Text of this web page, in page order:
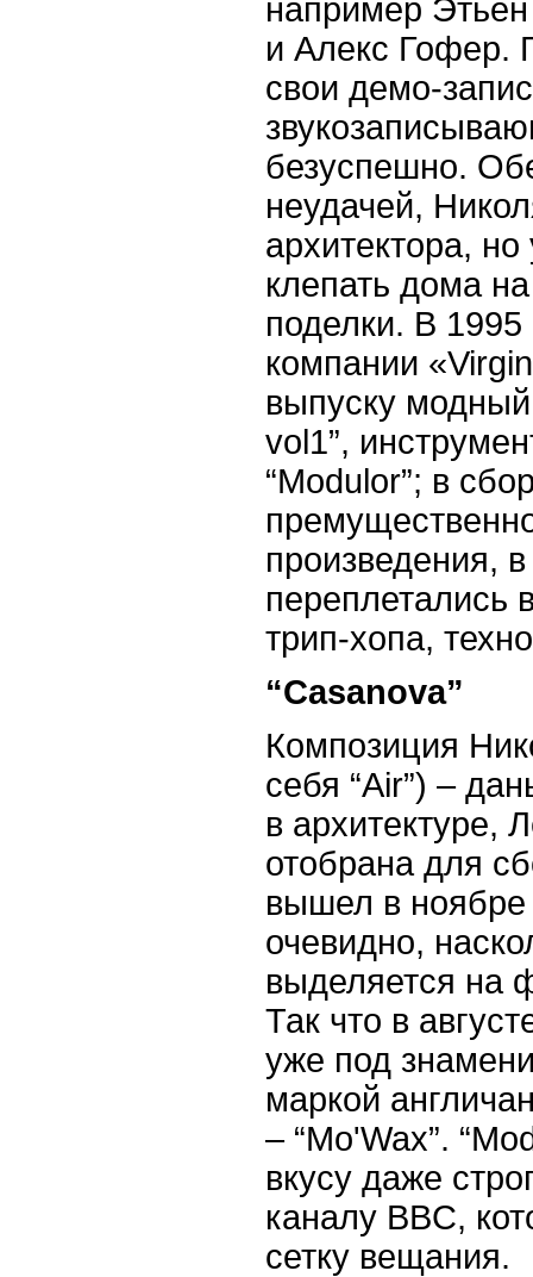
например
и Алекс Гофер.
свои демо-
безуспешно.
неудачей,
архитектора,
клепать дома
поделки. В
компании «Virgin
выпуску
vol1”,
“Modulor”; в
произведения,
переплетались
трип-хопа,
“Casanova”
Композиция
себя “Air”) –
в архитектуре,
отобрана для
вышел в ноябре
очевидно,
выделяется на
Так что в
уже под
маркой
– “Mo'Wax”. “
вкусу даже
каналу BBC,
сетку вещания.